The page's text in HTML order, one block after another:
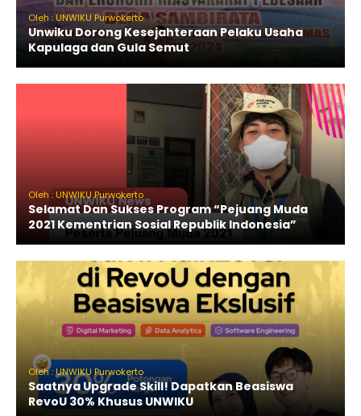
Oleh : UNWIKU Purwokerto
Unwiku Dorong Kesejahteraan Pelaku Usaha
Kapulaga dan Gula Semut
Oleh : UNWIKU Purwokerto
Selamat Dan Sukses Program “Pejuang Muda
2021 Kementrian Sosial Republik Indonesia”
Oleh : UNWIKU Purwokerto
Saatnya Upgrade Skill! Dapatkan Beasiswa
RevoU 30% Khusus UNWIKU